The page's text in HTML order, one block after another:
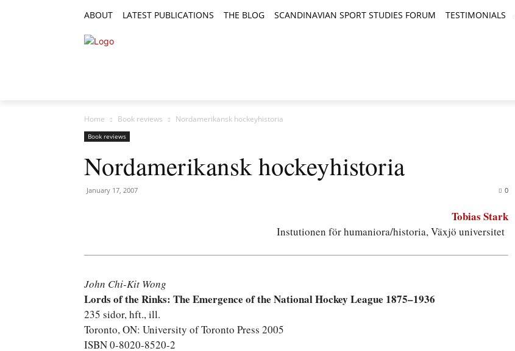
ABOUT LATEST PUBLICATIONS THE BLOG SCANDINAVIAN SPORT STUDIES FORUM TESTIMONIALS
Home Book reviews Nordamerikansk hockeyhistoria
Book reviews
Nordamerikansk hockeyhistoria
January 17, 2007 0
Tobias Stark
Instutionen för humaniora/historia, Växjö universitet
John Chi-Kit Wong
Lords of the Rinks: The Emergence of the National Hockey League 1875–1936
235 sidor, hft., ill.
Toronto, ON: University of Toronto Press 2005
ISBN 0-8020-8520-2